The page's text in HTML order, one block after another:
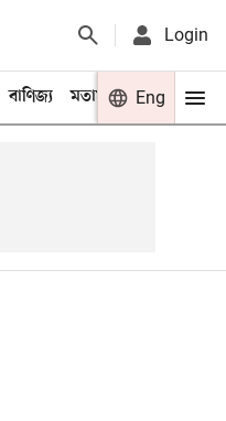
Login
বাণিজ্য মতামত খেলা
Eng